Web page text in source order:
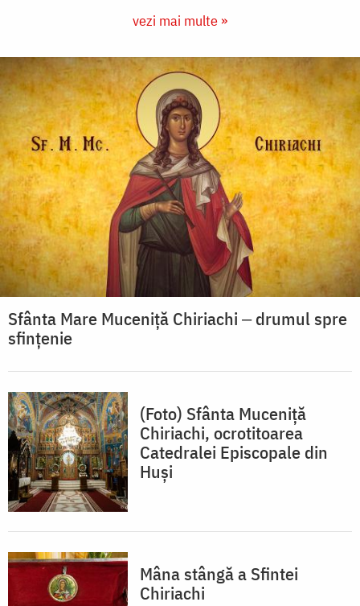
vezi mai multe »
Sfânta Mare Muceniță Chiriachi ‒ drumul spre
sfințenie
(Foto) Sfânta Muceniță
Chiriachi, ocrotitoarea
Catedralei Episcopale din
Huși
Mâna stângă a Sfintei
Chiriachi